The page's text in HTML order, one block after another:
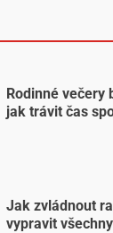
Rodinné večery
jak trávit čas
Jak zvládnout
vypravit